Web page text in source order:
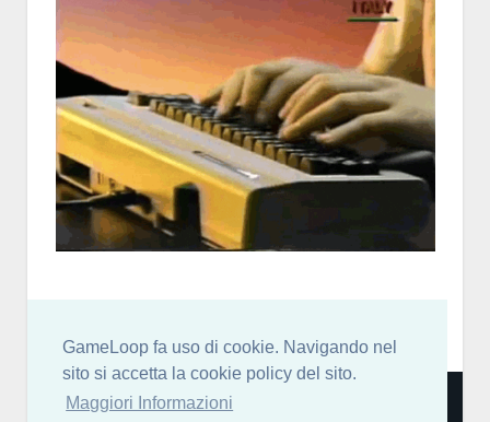
GameLoop fa uso di cookie. Navigando nel
sito si accetta la cookie policy del sito.
Maggiori Informazioni
Community italiana per sviluppatori di videogiochi: news,
blog, forum, chat discord, risorse, guide, tutorial e molto